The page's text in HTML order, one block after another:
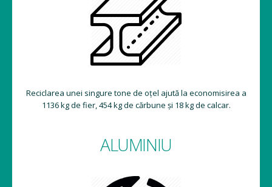
Reciclarea unei singure tone de oțel ajută la economisirea a
1136 kg de fier, 454 kg de cărbune și 18 kg de calcar.
ALUMINIU